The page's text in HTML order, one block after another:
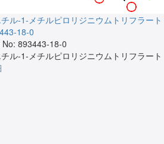
チル‐1‐メチルピロリジニウムトリフラート
18-0
No: 893443-18-0
チル‐1‐メチルピロリジニウムトリフラート